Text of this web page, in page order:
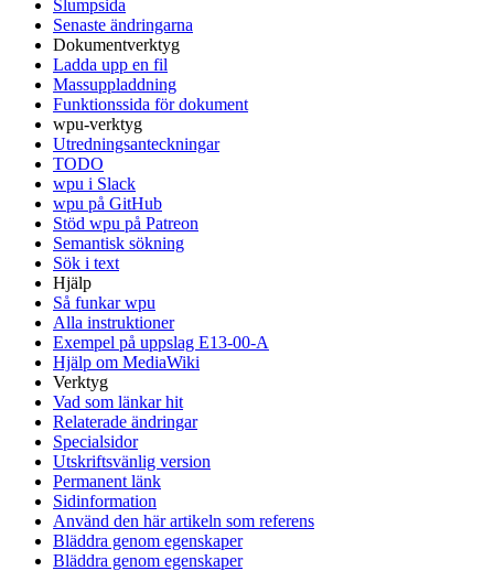
Slumpsida
Senaste ändringarna
Dokumentverktyg
Ladda upp en fil
Massuppladdning
Funktionssida för dokument
wpu-verktyg
Utredningsanteckningar
TODO
wpu i Slack
wpu på GitHub
Stöd wpu på Patreon
Semantisk sökning
Sök i text
Hjälp
Så funkar wpu
Alla instruktioner
Exempel på uppslag E13-00-A
Hjälp om MediaWiki
Verktyg
Vad som länkar hit
Relaterade ändringar
Specialsidor
Utskriftsvänlig version
Permanent länk
Sidinformation
Använd den här artikeln som referens
Bläddra genom egenskaper
Bläddra genom egenskaper